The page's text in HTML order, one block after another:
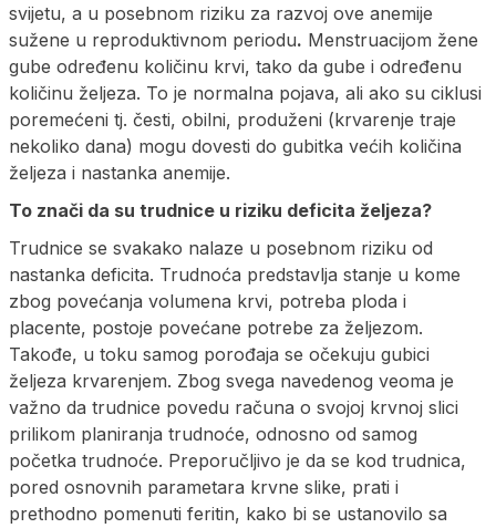
svijetu, a u posebnom riziku za razvoj ove anemije
sužene u reproduktivnom periodu. Menstruacijom žene
gube određenu količinu krvi, tako da gube i određenu
količinu željeza. To je normalna pojava, ali ako su ciklusi
poremećeni tj. česti, obilni, produženi (krvarenje traje
nekoliko dana) mogu dovesti do gubitka većih količina
željeza i nastanka anemije.
To znači da su trudnice u riziku deficita željeza?
Trudnice se svakako nalaze u posebnom riziku od
nastanka deficita. Trudnoća predstavlja stanje u kome
zbog povećanja volumena krvi, potreba ploda i
placente, postoje povećane potrebe za željezom.
Takođe, u toku samog porođaja se očekuju gubici
željeza krvarenjem. Zbog svega navedenog veoma je
važno da trudnice povedu računa o svojoj krvnoj slici
prilikom planiranja trudnoće, odnosno od samog
početka trudnoće. Preporučljivo je da se kod trudnica,
pored osnovnih parametara krvne slike, prati i
prethodno pomenuti feritin, kako bi se ustanovilo sa